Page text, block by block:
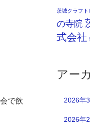
で飲
茨城クラフト
の寺院
式会社
アー
2026年
2026年